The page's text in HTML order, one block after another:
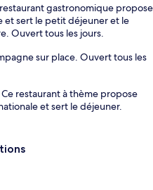
gastronomique propose
et sert le petit déjeuner et le
Ouvert tous les jours.
sur place. Ouvert tous les
restaurant à thème propose
et sert le déjeuner.